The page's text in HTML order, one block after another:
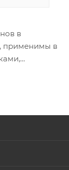
в
применимы в